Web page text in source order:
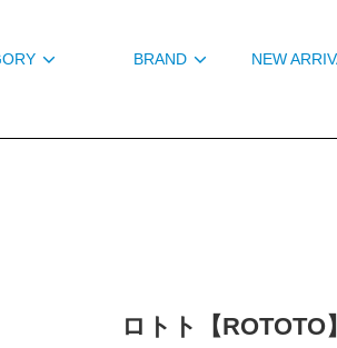
BRAND NEW
ロトト【